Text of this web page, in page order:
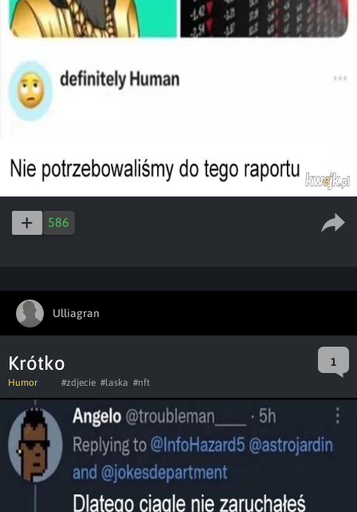
586
Ulliagran
Krótko 1
Humor #zdjecie #laska #nft